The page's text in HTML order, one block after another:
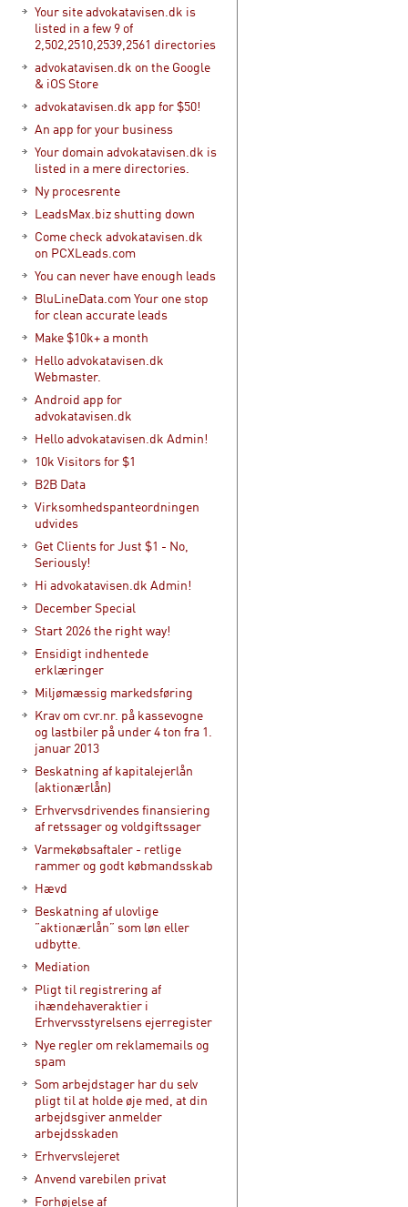
Your site advokatavisen.dk is
listed in a few 9 of
2,502,2510,2539,2561 directories
advokatavisen.dk on the Google
& iOS Store
advokatavisen.dk app for $50!
An app for your business
Your domain advokatavisen.dk is
listed in a mere directories.
Ny procesrente
LeadsMax.biz shutting down
Come check advokatavisen.dk
on PCXLeads.com
You can never have enough leads
BluLineData.com Your one stop
for clean accurate leads
Make $10k+ a month
Hello advokatavisen.dk
Webmaster.
Android app for
advokatavisen.dk
Hello advokatavisen.dk Admin!
10k Visitors for $1
B2B Data
Virksomhedspanteordningen
udvides
Get Clients for Just $1 - No,
Seriously!
Hi advokatavisen.dk Admin!
December Special
Start 2026 the right way!
Ensidigt indhentede
erklæringer
Miljømæssig markedsføring
Krav om cvr.nr. på kassevogne
og lastbiler på under 4 ton fra 1.
januar 2013
Beskatning af kapitalejerlån
(aktionærlån)
Erhvervsdrivendes finansiering
af retssager og voldgiftssager
Varmekøbsaftaler - retlige
rammer og godt købmandsskab
Hævd
Beskatning af ulovlige
”aktionærlån” som løn eller
udbytte.
Mediation
Pligt til registrering af
ihændehaveraktier i
Erhvervsstyrelsens ejerregister
Nye regler om reklamemails og
spam
Som arbejdstager har du selv
pligt til at holde øje med, at din
arbejdsgiver anmelder
arbejdsskaden
Erhvervslejeret
Anvend varebilen privat
Forhøjelse af